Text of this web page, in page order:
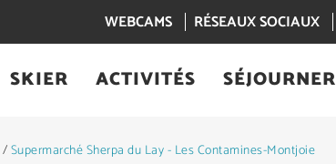
WEBCAMS RÉSEAUX SOCIAUX
SKIER ACTIVITÉS SÉJOURNER
/Supermarché Sherpa du Lay - Les Contamines-Montjoie